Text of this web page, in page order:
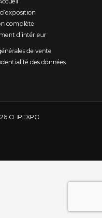
e
d
i
n
complète
d’intérieur
de vente
des données
CLIPEXPO